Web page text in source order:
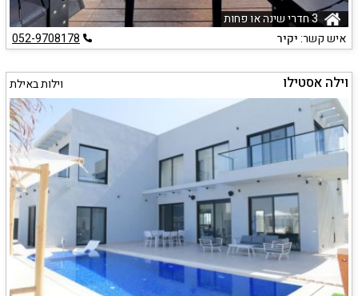
3 חדרי שינה או פחות
איש קשר:יקיר 052-9708178
וילה אסטילו וילות באילת